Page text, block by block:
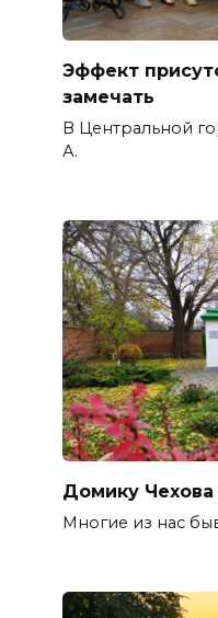
Эффект
замечать
В Центральной
А.
Домику
Многие из нас